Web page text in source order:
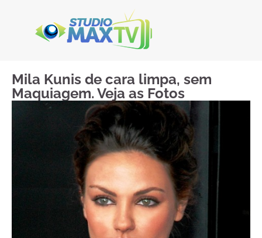
Mila Kunis de cara limpa, sem
Maquiagem. Veja as Fotos